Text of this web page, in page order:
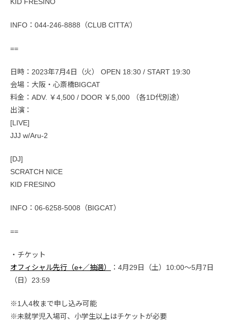
INFO：044-246-8888（CLUB CITTA’）
==
日時：2023年7月4日（火） OPEN 18:30 / START 19:30
会場：大阪・心斎橋BIGCAT
料金：ADV. ￥4,500 / DOOR ￥5,000 （各1D代別途）
出演：
[LIVE]
JJJ w/Aru-2
[DJ]
SCRATCH NICE
KID FRESINO
INFO：06-6258-5008（BIGCAT）
==
・チケット
オフィシャル先行（e+／抽選）
：4月29日（土）10:00～5月7日
（日）23:59
※1人4枚まで申し込み可能
※未就学児入場可、小学生以上はチケットが必要